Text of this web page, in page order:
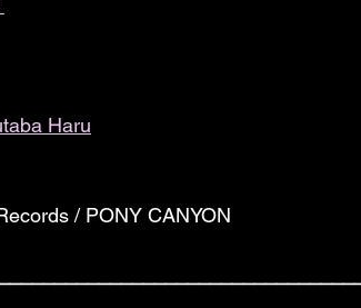
Haru
/ PONY CANYON